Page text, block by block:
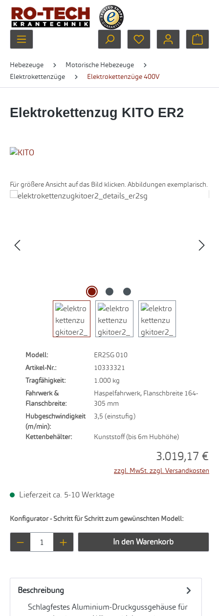
Zum Hauptinhalt springen
Du hast 0 Produkte
Hebezeuge
Motorische Hebezeuge
Elektrokettenzüge
Elektrokettenzüge 400V
Elektrokettenzug KITO ER2
Für größere Ansicht auf das Bild klicken. Abbildungen exemplarisch.
Bildergalerie überspringen
Modell:
ER2SG 010
Artikel-Nr.:
10333321
Tragfähigkeit:
1.000 kg
Fahrwerk &
Flanschbreite:
Haspelfahrwerk, Flanschbreite 164-
305 mm
Hubgeschwindigkeit
(m/min):
3,5 (einstufig)
Kettenbehälter: Kunststoff (bis 6m Hubhöhe)
3.019,17 €
zzgl. MwSt. zzgl. Versandkosten
Lieferzeit ca. 5-10 Werktage
Konfigurator - Schritt für Schritt zum gewünschten Modell:
Produkt Anzahl: Gib den gewünschten
In den Warenkorb
Beschreibung
Schlagfestes Aluminium-Druckgussgehäuse für